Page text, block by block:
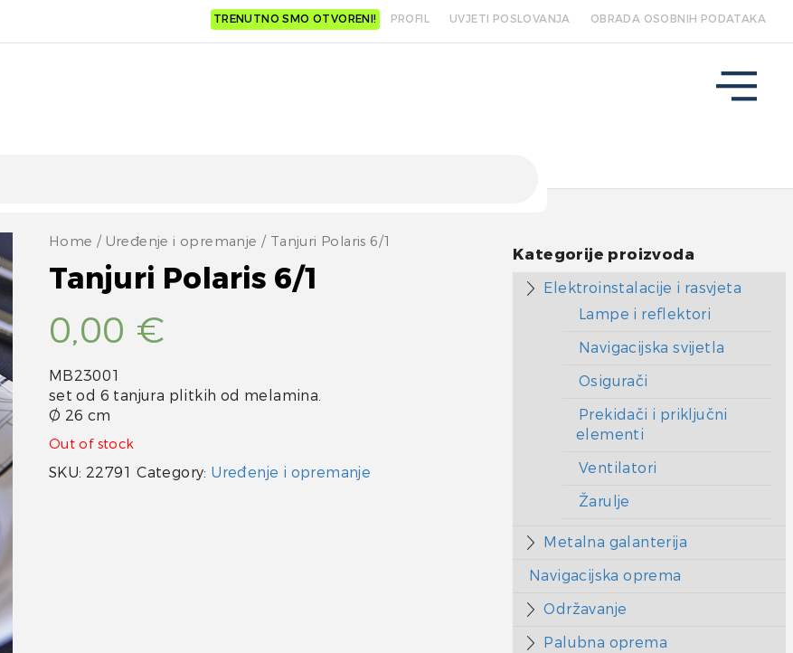
TRENUTNO SMO OTVORENI! PROFIL UVJETI POSLOVANJA OBRADA OSOBNIH PODATAKA
Home / Uređenje i opremanje / Tanjuri Polaris 6/1
Tanjuri Polaris 6/1
0,00 €
MB23001
set od 6 tanjura plitkih od melamina.
Ø 26 cm
Out of stock
SKU: 22791 Category: Uređenje i opremanje
Kategorije proizvoda
Elektroinstalacije i rasvjeta
Lampe i reflektori
Navigacijska svijetla
Osigurači
Prekidači i priključni
elementi
Ventilatori
Žarulje
Metalna galanterija
Navigacijska oprema
Održavanje
Palubna oprema